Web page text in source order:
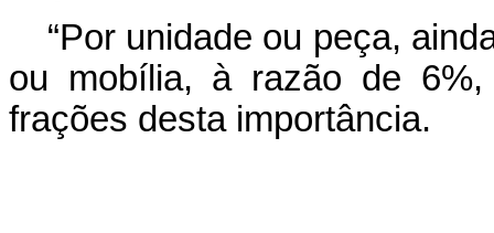
“Por unidade ou peça,
ou mobília, à razão de
frações desta importância.